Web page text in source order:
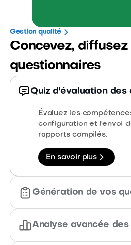
Gestion qualité
Concevez,
questionnaires
Quiz d'évaluation des
Évaluez les
configuration et l'envoi
rapports compilés.
En savoir plus
Génération de vos
questionnaires
Analyse avancée